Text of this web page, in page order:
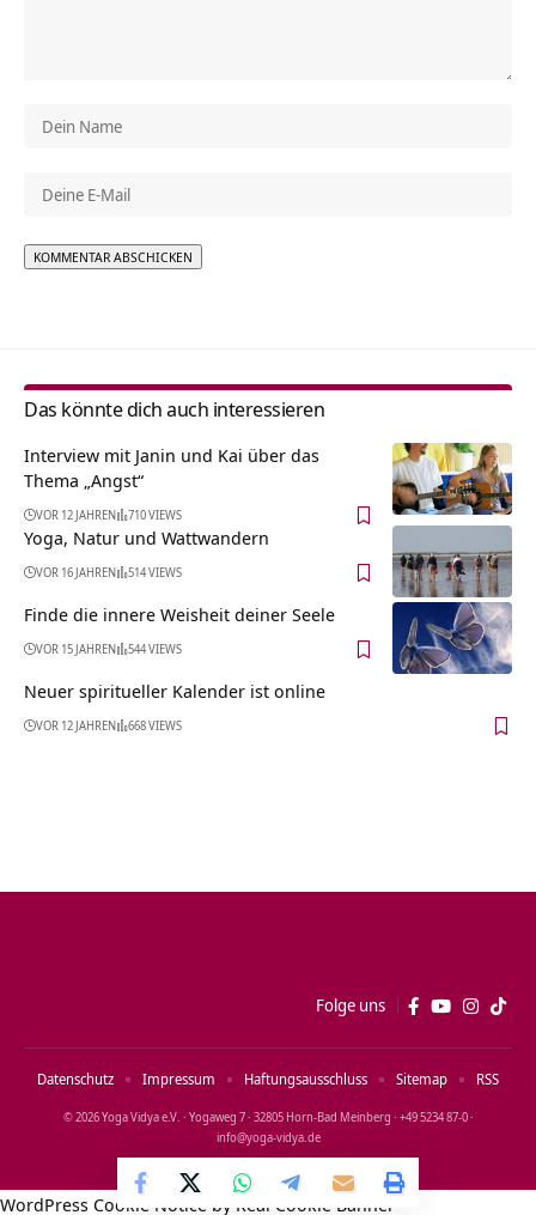
Das könnte dich auch interessieren
Interview mit Janin und Kai über das
Thema „Angst“
VOR 12 JAHREN 710 VIEWS
Yoga, Natur und Wattwandern
VOR 16 JAHREN 514 VIEWS
Finde die innere Weisheit deiner Seele
VOR 15 JAHREN 544 VIEWS
Neuer spiritueller Kalender ist online
VOR 12 JAHREN 668 VIEWS
Folge uns
© 2026 Yoga Vidya e.V. · Yogaweg 7 · 32805 Horn‑Bad Meinberg · +49 5234 87‑0 ·
info@yoga‑vidya.de
Datenschutz Impressum Haftungsausschluss Sitemap RSS
WordPress Cookie Notice by Real Cookie Banner